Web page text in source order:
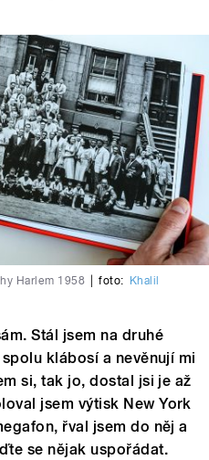
Harlem 1958 foto:
Khalil
Stál jsem na druhé
klábosí a nevěnují mi
si, tak jo, dostal jsi je až
jsem výtisk New York
řval jsem do něj a
se nějak uspořádat.